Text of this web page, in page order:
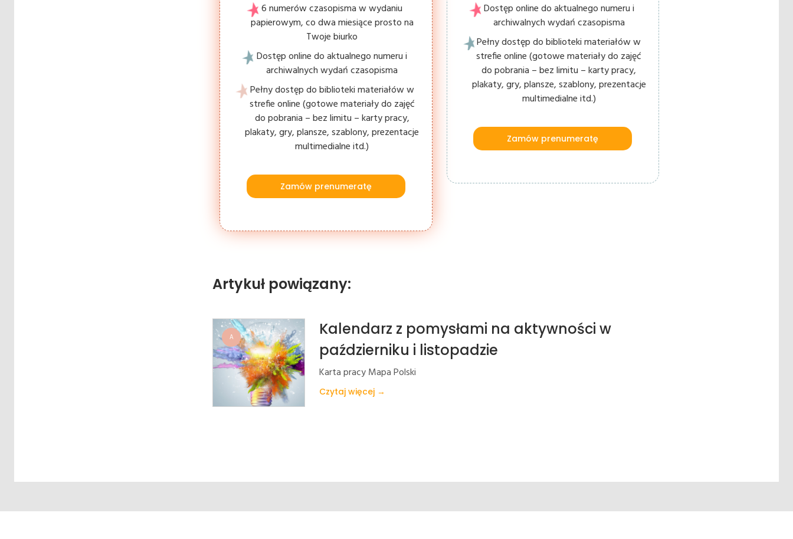
6 numerów czasopisma w wydaniu
papierowym, co dwa miesiące prosto na
Twoje biurko
Dostęp online do aktualnego numeru i
archiwalnych wydań czasopisma
Pełny dostęp do biblioteki materiałów w
strefie online (gotowe materiały do zajęć
do pobrania – bez limitu – karty pracy,
plakaty, gry, plansze, szablony, prezentacje
multimedialne itd.)
Zamów prenumeratę
Dostęp online do aktualnego numeru i
archiwalnych wydań czasopisma
Pełny dostęp do biblioteki materiałów w
strefie online (gotowe materiały do zajęć
do pobrania – bez limitu – karty pracy,
plakaty, gry, plansze, szablony, prezentacje
multimedialne itd.)
Zamów prenumeratę
Artykuł powiązany:
A
Kalendarz z pomysłami na aktywności w
październiku i listopadzie
Karta pracy Mapa Polski
Czytaj więcej →